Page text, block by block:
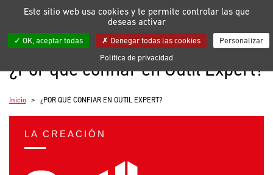
Mis listas
¿Por qué confiar en Outil Expert?
Inicio ¿POR QUÉ CONFIAR EN OUTIL EXPERT?
LA CREACIÓN
Este sitio web usa cookies y te permite controlar las que
deseas activar
OK, aceptar todas Denegar todas las cookies
Personalizar
Política de privacidad